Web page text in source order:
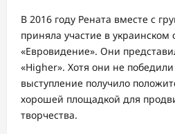
В 2016 году Рената вместе с
приняла участие в украинском
«Евровидение». Они
«Higher». Хотя они не победили
выступление получило
хорошей площадкой для
творчества.